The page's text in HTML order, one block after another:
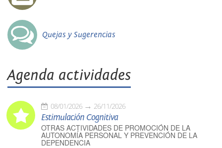
Quejas y Sugerencias
Agenda actividades
08/01/2026 26/11/2026
Estimulación Cognitiva
OTRAS ACTIVIDADES DE PROMOCIÓN DE LA
AUTONOMÍA PERSONAL Y PREVENCIÓN DE LA
DEPENDENCIA